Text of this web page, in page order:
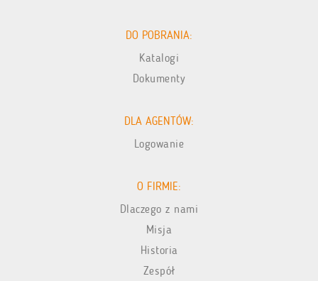
DO POBRANIA:
Katalogi
Dokumenty
DLA AGENTÓW:
Logowanie
O FIRMIE:
Dlaczego z nami
Misja
Historia
Zespół